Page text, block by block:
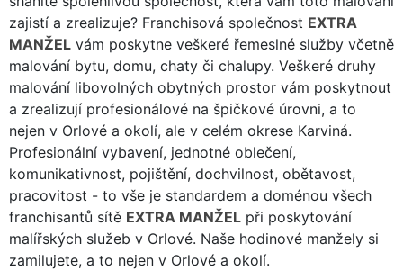
zajistí a zrealizuje? Franchisová společnost EXTRA
MANŽEL vám poskytne veškeré řemeslné služby včetně
malování bytu, domu, chaty či chalupy. Veškeré druhy
malování libovolných obytných prostor vám poskytnout
a zrealizují profesionálové na špičkové úrovni, a to
nejen v Orlové a okolí, ale v celém okrese Karviná.
Profesionální vybavení, jednotné oblečení,
komunikativnost, pojištění, dochvilnost, obětavost,
pracovitost - to vše je standardem a doménou všech
franchisantů sítě EXTRA MANŽEL při poskytování
malířských služeb v Orlové. Naše hodinové manžely si
zamilujete, a to nejen v Orlové a okolí.